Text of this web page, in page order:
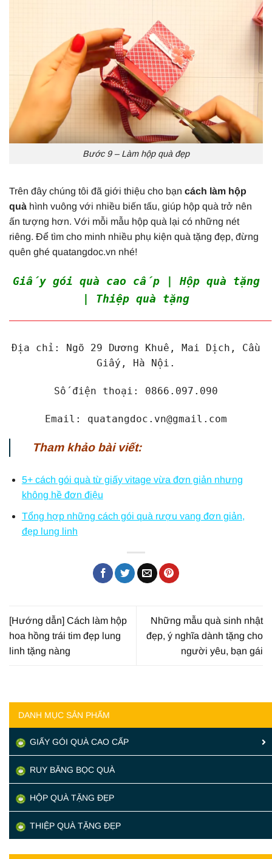
DANH MỤC SẢN PHẨM
GIẤY GÓI QUÀ CAO CẤP
RUY BĂNG BỌC QUÀ
HỘP QUÀ TẶNG ĐẸP
THIỆP QUÀ TẶNG ĐẸP
Bước 9 – Làm hộp quà đẹp
Trên đây chúng tôi đã giới thiệu cho bạn cách làm hộp
quà hình vuông với nhiều biến tấu, giúp hộp quà trở nên
ấn tượng hơn. Với mỗi mẫu hộp quà lại có những nét
riêng. Để tìm cho minh nhiều phụ kiện quà tặng đẹp, đừng
quên ghé quatangdoc.vn nhé!
Giấy gói quà cao cấp | Hộp quà tặng
| Thiệp quà tặng
Địa chỉ: Ngõ 29 Dương Khuê, Mai Dịch, Cầu
Giấy, Hà Nội.
Số điện thoại: 0866.097.090
Email: quatangdoc.vn@gmail.com
Tham khảo bài viết:
5+ cách gói quà từ giấy vitage vừa đơn giản nhưng
không hề đơn điệu
Tổng hợp những cách gói quà rượu vang đơn giản,
đẹp lung linh
[Hướng dẫn] Cách làm hộp
hoa hồng trái tim đẹp lung
linh tặng nàng
Những mẫu quà sinh nhật
đẹp, ý nghĩa dành tặng cho
người yêu, bạn gái